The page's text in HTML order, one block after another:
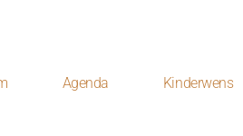
Agenda Kinderwens